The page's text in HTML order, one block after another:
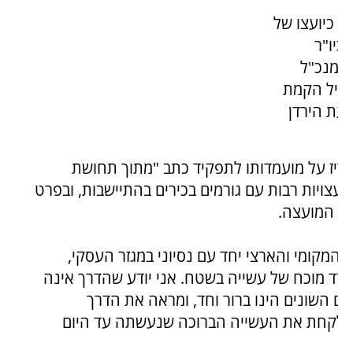
כיועצו של
הקמת
הירדן
על מועמדותו לתפקיד כתב "מתוך תחושת
רבות עם גורמים בכירים בהתיישבות, ובפרט
המועצה.
והארצי יחד עם נסיוני במגזר העסקי,
מוכח של עשייה בשטח. אני יודע שהדרך אינה
הינו ברור וחד, ומראה את הדרך
את העשייה הברוכה שנעשתה עד היום